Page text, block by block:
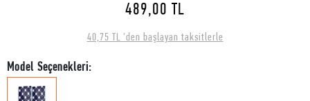
489,00 TL
40,75 TL 'den başlayan taksitlerle
Model Seçenekleri: